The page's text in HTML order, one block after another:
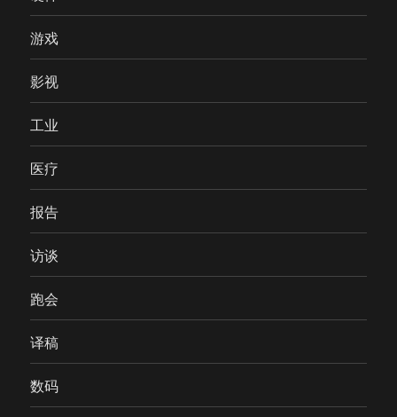
游戏
影视
工业
医疗
报告
访谈
跑会
译稿
数码